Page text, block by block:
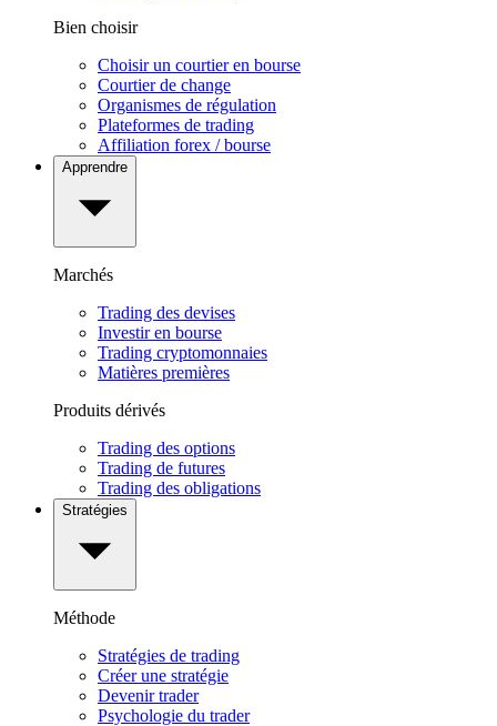
Bien choisir
Choisir un courtier en bourse
Courtier de change
Organismes de régulation
Plateformes de trading
Affiliation forex / bourse
Apprendre
Marchés
Trading des devises
Investir en bourse
Trading cryptomonnaies
Matières premières
Produits dérivés
Trading des options
Trading de futures
Trading des obligations
Stratégies
Méthode
Stratégies de trading
Créer une stratégie
Devenir trader
Psychologie du trader